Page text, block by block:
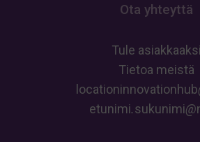
Ota yhteyttä
Tule asiakkaaksi
Tietoa meistä
locationinnovationhub
etunimi.sukunimi@